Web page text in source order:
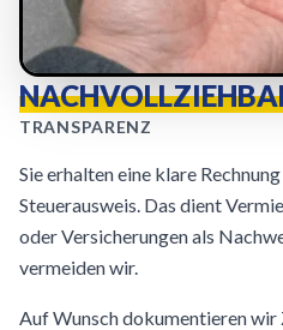
TRANSPARENZ
Sie erhalten eine klare
Steuerausweis. Das dient
oder Versicherungen als
vermeiden wir.
Auf Wunsch dokumentieren wir